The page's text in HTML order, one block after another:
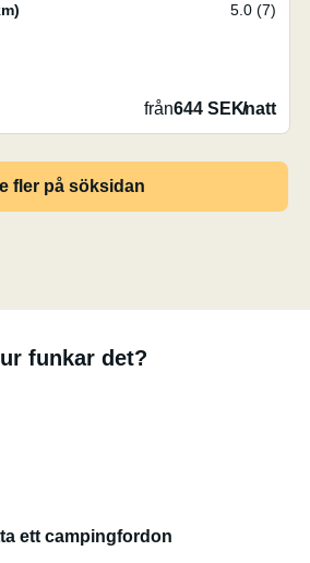
5.0 (7)
från644 SEK/natt
fler på söksidan
funkar det?
ett campingfordon